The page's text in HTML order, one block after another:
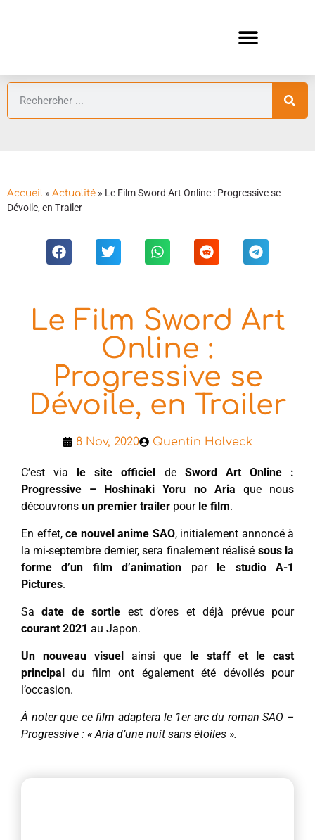
Accueil » Actualité » Le Film Sword Art Online : Progressive se
Dévoile, en Trailer
Le Film Sword Art
Online :
Progressive se
Dévoile, en Trailer
8 Nov, 2020 Quentin Holveck
C’est via le site officiel de Sword Art Online :
Progressive – Hoshinaki Yoru no Aria que nous
découvrons un premier trailer pour le film.
En effet, ce nouvel anime SAO, initialement annoncé à
la mi-septembre dernier, sera finalement réalisé sous la
forme d’un film d’animation par le studio A-1
Pictures.
Sadate de sortie est d’ores et déjà prévue pour
courant 2021 au Japon.
Un nouveau visuel ainsi que le staff et le cast
principal du film ont également été dévoilés pour
l’occasion.
À noter que ce film adaptera le 1er arc du roman SAO –
Progressive : « Aria d’une nuit sans étoiles ».